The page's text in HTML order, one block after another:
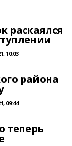
раскаялся
10:03
района
09:44
теперь